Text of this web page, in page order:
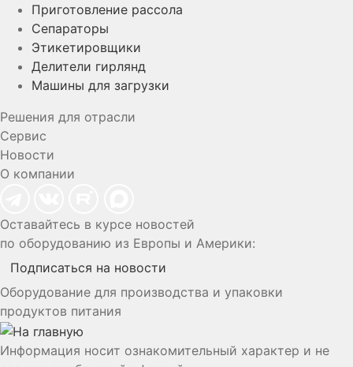
Приготовление рассола
Сепараторы
Этикетировщики
Делители гирлянд
Машины для загрузки
Решения для отрасли
Сервис
Новости
О компании
Оставайтесь в курсе новостей
по оборудованию из Европы и Америки:
Подписаться на новости
Оборудование для производства и упаковки
продуктов питания
Информация носит ознакомительный характер и не